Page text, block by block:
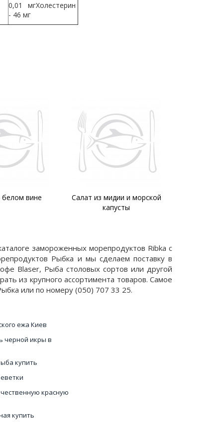
0,01 мгХолестерин
- 46 мг
вине
Салат из мидии и морской
капусты
замороженных морепродуктов Ribka с
Рыбка и мы сделаем поставку в
Blaser, Рыба столовых сортов или другой
из крупного ассортимента товаров. Самое
или по номеру (050) 707 33 25.
ежа Киев
черной икры в
купить
красную
купить